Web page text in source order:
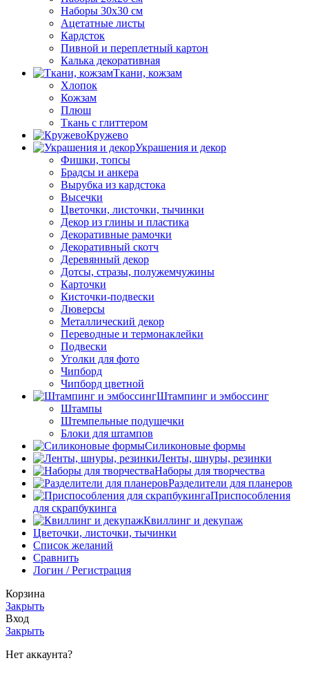
Наборы 30х30 см
Ацетатные листы
Кардсток
Пивной и переплетный картон
Калька декоративная
Ткани, кожзам
Хлопок
Кожзам
Плюш
Ткань с глиттером
Кружево
Украшения и декор
Фишки, топсы
Брадсы и анкера
Вырубка из кардстока
Высечки
Цветочки, листочки, тычинки
Декор из глины и пластика
Декоративные рамочки
Декоративный скотч
Деревянный декор
Дотсы, стразы, полужемчужины
Карточки
Кисточки-подвески
Люверсы
Металлический декор
Переводные и термонаклейки
Подвески
Уголки для фото
Чипборд
Чипборд цветной
Штампинг и эмбоссинг
Штампы
Штемпельные подушечки
Блоки для штампов
Силиконовые формы
Ленты, шнуры, резинки
Наборы для творчества
Разделители для планеров
Приспособления
для скрапбукинга
Квиллинг и декупаж
Цветочки, листочки, тычинки
Список желаний
Сравнить
Логин / Регистрация
Корзина
Закрыть
Вход
Закрыть
Нет аккаунта?